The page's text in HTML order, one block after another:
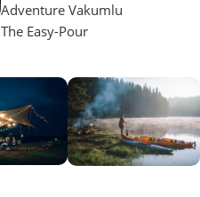
Adventure Vakumlu
The Easy-Pour